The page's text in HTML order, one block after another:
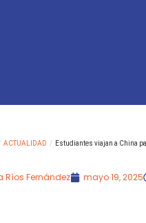
ACTUALIDAD / Estudiantes viajan a China
Ríos Fernández mayo 19, 2025